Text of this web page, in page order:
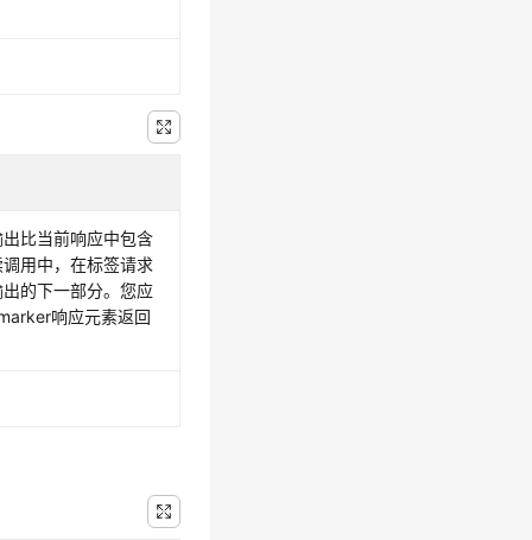
比当前响应中包含
用中，在标签请求
的下一部分。您应
响应元素返回